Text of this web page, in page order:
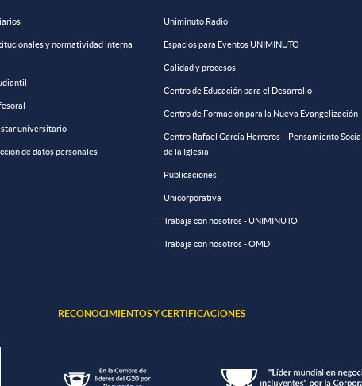
y normatividad interna
universitario
de datos personales
Uniminuto Radio
Espacios para Eventos UNIMINUTO
Calidad y procesos
Centro de Educación para el Desarrollo
Centro de Formación para la Nueva Evangelización
Centro Rafael García Herreros – Pensamiento Social
de la Iglesia
Publicaciones
Unicorporativa
Trabaja con nosotros - UNIMINUTO
Trabaja con nosotros - OMD
RECONOCIMIENTOS Y CERTIFICACIONES